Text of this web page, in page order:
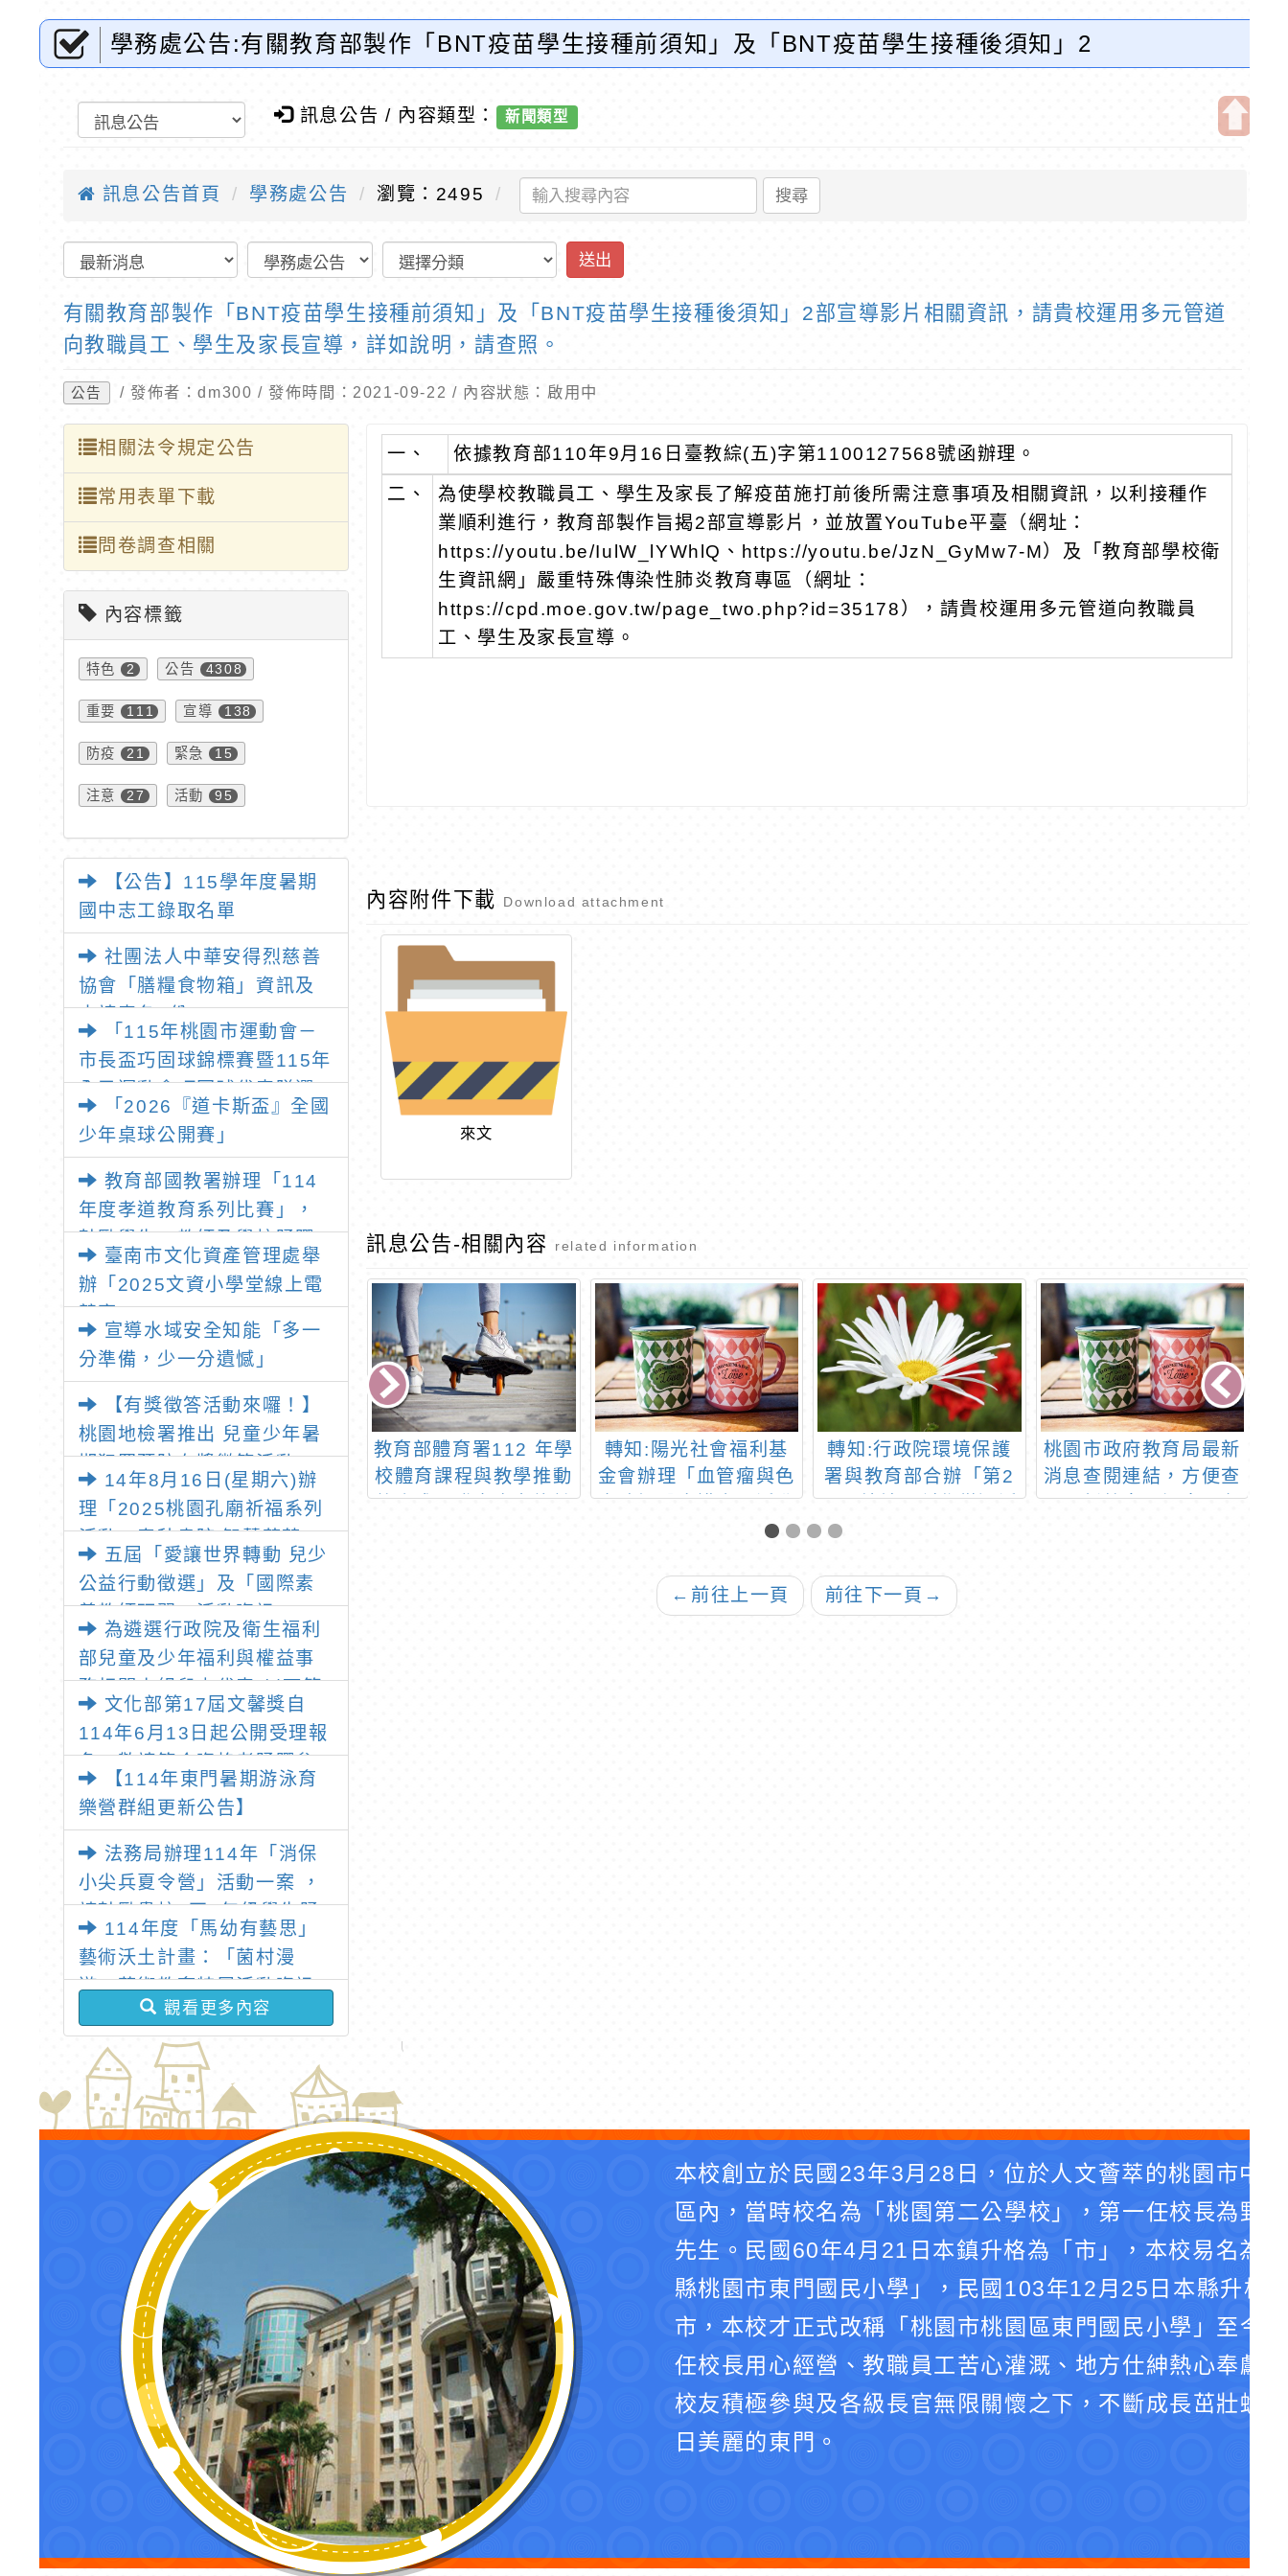
學務處公告:有關教育部製作「BNT疫苗學生接種前須知」及「BNT疫苗學生接種後須知」2
照。-桃園市東門國小全球資訊網-優質教育
訊息公告 / 內容類型： 新聞類型
訊息公告首頁 學務處公告 瀏覽：2495 搜尋
送出
有關教育部製作「BNT疫苗學生接種前須知」及「BNT疫苗學生接種後須知」2部宣導影片相關資訊，請貴校運用多元管道
向教職員工、學生及家長宣導，詳如說明，請查照。
公告 / 發佈者：dm300 / 發佈時間：2021-09-22 / 內容狀態：啟用中
相關法令規定公告
常用表單下載
問卷調查相關
內容標籤
特色 2 公告 4308
重要 111 宣導 138
防疫 21 緊急 15
注意 27 活動 95
【公告】115學年度暑期
國中志工錄取名單
社團法人中華安得烈慈善
協會「膳糧食物箱」資訊及
申請表各1份
「115年桃園市運動會－
市長盃巧固球錦標賽暨115年
全民運動會巧固球代表隊選
拔賽」
「2026『道卡斯盃』全國
少年桌球公開賽」
教育部國教署辦理「114
年度孝道教育系列比賽」，
鼓勵學生、教師及學校踴躍
參加
臺南市文化資產管理處舉
辦「2025文資小學堂線上電
競賽」
宣導水域安全知能「多一
分準備，少一分遺憾」
【有獎徵答活動來囉！】
桃園地檢署推出 兒童少年暑
期犯罪預防有獎徵答活動，
讓我們一起動動腦、學法
律、拿好禮！
14年8月16日(星期六)辦
理「2025桃園孔廟祈福系列
活動—春秋書院 智慧萌芽」
公告
五屆「愛讓世界轉動 兒少
公益行動徵選」及「國際素
養教師研習」活動資訊。
為遴選行政院及衛生福利
部兒童及少年福利與權益事
務相關小組兒少代表(以下簡
稱中央兒少代表)，自即日起
至114年7月28日前受理報
名，公告活動資訊
文化部第17屆文馨獎自
114年6月13日起公開受理報
名，敬請符合資格者踴躍參
獎，
【114年東門暑期游泳育
樂營群組更新公告】
法務局辦理114年「消保
小尖兵夏令營」活動一案 ，
請鼓勵貴校3至6年級學生踴
躍報名參加
114年度「馬幼有藝思」
藝術沃土計畫：「菌村漫
遊」藝術教育特展活動資訊
觀看更多內容
一、
依據教育部110年9月16日臺教綜(五)字第1100127568號函辦理。
二、
為使學校教職員工、學生及家長了解疫苗施打前後所需注意事項及相關資訊，以利接種作
業順利進行，教育部製作旨揭2部宣導影片，並放置YouTube平臺（網址：
https://youtu.be/IulW_lYWhlQ、https://youtu.be/JzN_GyMw7-M）及「教育部學校衛
生資訊網」嚴重特殊傳染性肺炎教育專區（網址：
https://cpd.moe.gov.tw/page_two.php?id=35178），請貴校運用多元管道向教職員
工、學生及家長宣導。
內容附件下載 Download attachment
來文
訊息公告-相關內容 related information
稅e夏 Fun學
片學租稅抽抽
動現正進行
用電腦課程時
生踴躍參加
社會局「桃園市110年
公益彩券形象宣導活動
─變裝公益園遊會」，
請貴校協處宣傳海報張
貼，並轉知師生踴躍參
加
教育部體育署112 年學
校體育課程與教學推動
整合成果發表會實施計
轉知:陽光社會福利基
金會辦理「血管瘤與色
素胎記醫療講座」活動
（含線上直播）
轉知:行政院環境保護
署與教育部合辦「第2
屆環境地圖創作徵選活
桃園市政府教育局最新
消息查閱連結，方便查
閱最新教育局訊息及各
← 前往上一頁 前往下一頁 →
本校創立於民國23年3月28日，位於人文薈萃的桃園市中
區內，當時校名為「桃園第二公學校」，第一任校長為野
先生。民國60年4月21日本鎮升格為「市」，本校易名為
縣桃園市東門國民小學」，民國103年12月25日本縣升格
市，本校才正式改稱「桃園市桃園區東門國民小學」至今
任校長用心經營、教職員工苦心灌溉、地方仕紳熱心奉獻
校友積極參與及各級長官無限關懷之下，不斷成長茁壯蛻
日美麗的東門。